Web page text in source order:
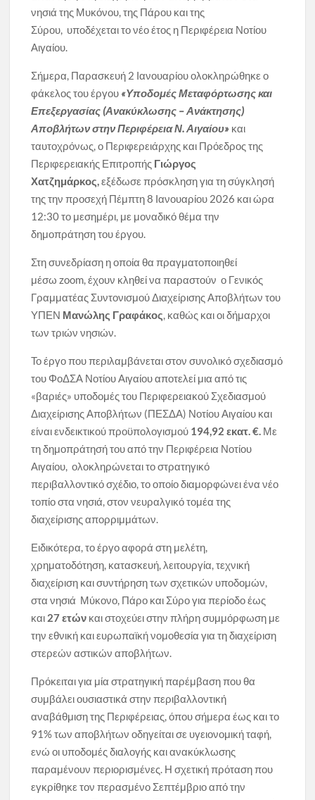
νησιά της Μυκόνου, της Πάρου και της
Σύρου, υποδέχεται το νέο έτος η Περιφέρεια Νοτίου
Αιγαίου.
Σήμερα, Παρασκευή 2 Ιανουαρίου ολοκληρώθηκε ο
φάκελος του έργου «Υποδομές Μεταφόρτωσης και
Επεξεργασίας (Ανακύκλωσης – Ανάκτησης)
Αποβλήτων στην Περιφέρεια Ν. Αιγαίου» και
ταυτοχρόνως, ο Περιφερειάρχης και Πρόεδρος της
Περιφερειακής Επιτροπής Γιώργος
Χατζημάρκος,εξέδωσε πρόσκληση για τη σύγκλησή
της την προσεχή Πέμπτη 8 Ιανουαρίου 2026 και ώρα
12:30 το μεσημέρι, με μοναδικό θέμα την
δημοπράτηση του έργου.
Στη συνεδρίαση η οποία θα πραγματοποιηθεί
μέσω zoom, έχουν κληθεί να παραστούν ο Γενικός
Γραμματέας Συντονισμού Διαχείρισης Αποβλήτων του
ΥΠΕΝ Μανώλης Γραφάκος, καθώς και οι δήμαρχοι
των τριών νησιών.
Το έργο που περιλαμβάνεται στον συνολικό σχεδιασμό
του ΦοΔΣΑ Νοτίου Αιγαίου αποτελεί μια από τις
«βαριές» υποδομές του Περιφερειακού Σχεδιασμού
Διαχείρισης Αποβλήτων (ΠΕΣΔΑ) Νοτίου Αιγαίου και
είναι ενδεικτικού προϋπολογισμού 194,92 εκατ. €. Με
τη δημοπράτησή του από την Περιφέρεια Νοτίου
Αιγαίου, ολοκληρώνεται το στρατηγικό
περιβαλλοντικό σχέδιο, το οποίο διαμορφώνει ένα νέο
τοπίο στα νησιά, στον νευραλγικό τομέα της
διαχείρισης απορριμμάτων.
Ειδικότερα, τοέργο αφορά στη μελέτη,
χρηματοδότηση, κατασκευή, λειτουργία, τεχνική
διαχείριση και συντήρηση των σχετικών υποδομών,
στα νησιά Μύκονο, Πάρο και Σύρο για περίοδο έως
και 27 ετών και στοχεύει στην πλήρη συμμόρφωση με
την εθνική και ευρωπαϊκή νομοθεσία για τη διαχείριση
στερεών αστικών αποβλήτων.
Πρόκειται για μία στρατηγική παρέμβαση που θα
συμβάλει ουσιαστικά στην περιβαλλοντική
αναβάθμιση της Περιφέρειας, όπου σήμερα έως και το
91% των αποβλήτων οδηγείται σε υγειονομική ταφή,
ενώ οι υποδομές διαλογής και ανακύκλωσης
παραμένουν περιορισμένες. Η σχετική πρόταση που
εγκρίθηκε τον περασμένο Σεπτέμβριο από την